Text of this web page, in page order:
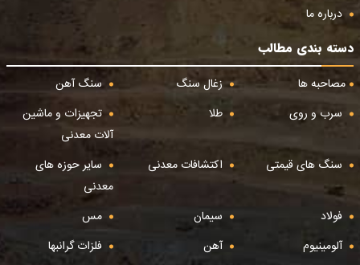
درباره ما
دسته بندی مطالب
مصاحبه ها
زغال سنگ
سنگ آهن
سرب و روی
طلا
تجهیزات و ماشین
آلات معدنی
سنگ های قیمتی
اکتشافات معدنی
سایر حوزه های
معدنی
فولاد
سیمان
مس
آلومینیوم
آهن
فلزات گرانبها